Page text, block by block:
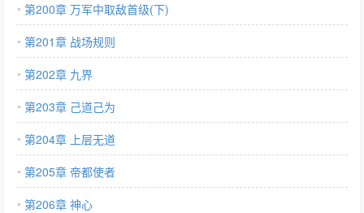
第200章 万军中取敌首级(下)
第201章 战场规则
第202章 九界
第203章 己道己为
第204章 上层无道
第205章 帝都使者
第206章 神心